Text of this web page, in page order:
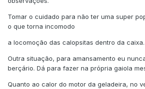
Tomar o cuidado para não ter uma super
o que torna incomodo
a locomoção das calopsitas dentro da caixa.
Outra situação, para amansamento eu
berçário. Dá para fazer na própria gaiola
Quanto ao calor do motor da geladeira, no